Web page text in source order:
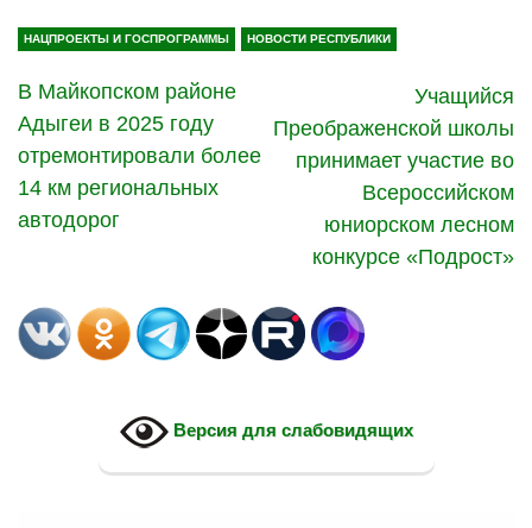
НАЦПРОЕКТЫ И ГОСПРОГРАММЫ НОВОСТИ РЕСПУБЛИКИ
В Майкопском районе
Адыгеи в 2025 году
отремонтировали более
14 км региональных
автодорог
Учащийся
Преображенской школы
принимает участие во
Всероссийском
юниорском лесном
конкурсе «Подрост»
Версия для слабовидящих